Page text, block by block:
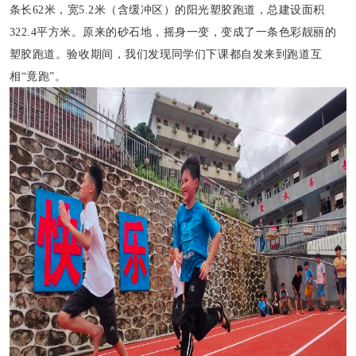
条长62米，宽5.2米（含缓冲区）的阳光塑胶跑道，总建设面积
322.4平方米。原来的砂石地，摇身一变，变成了一条色彩靓丽的
塑胶跑道。验收期间，我们发现同学们下课都自发来到跑道互
相“竟跑”。